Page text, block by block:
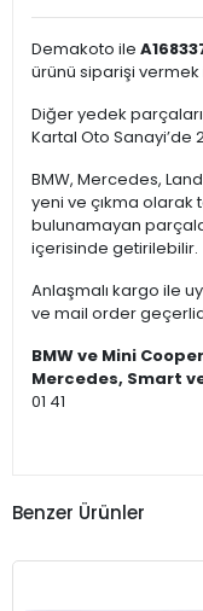
Demakoto ile
ürünü siparişi
Diğer yedek
Kartal Oto Sanayi’de
BMW, Mercedes,
yeni ve çıkma olarak
bulunamayan
içerisinde getirilebilir.
Anlaşmalı kargo ile
ve mail order
BMW ve Mini
Mercedes, Smart
01 41
Benzer Ürünler